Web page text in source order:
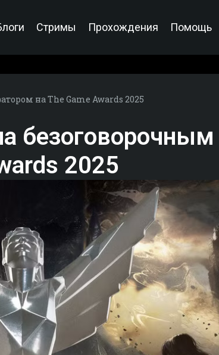
Стримы Прохождения Помощь
на The Game Awards 2025
безоговорочным
2025